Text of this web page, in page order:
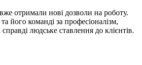
отримали нові дозволи на роботу.
його команді за професіоналізм,
людське ставлення до клієнтів.